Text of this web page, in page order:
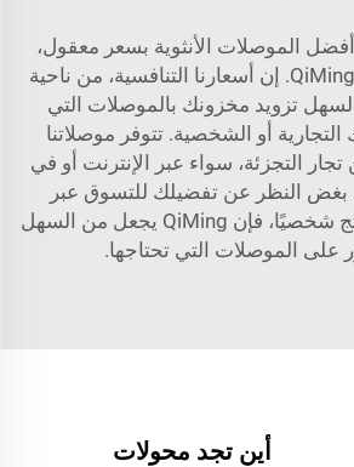
الموصلات الأنثوية بسعر معقول،
فلن تجد أفضل من QiMing. إن أسعارنا التنافسية، من ناحية
تزويد مخزونك بالموصلات التي
أو الشخصية. تتوفر موصلاتنا
تجار التجزئة، سواء عبر الإنترنت أو في
بغض النظر عن تفضيلك للتسوق عبر
الإنترنت أو رؤية المنتج شخصيًا، فإن QiMing يجعل من السهل
على الموصلات التي تحتاجها.
أين تجد محولات